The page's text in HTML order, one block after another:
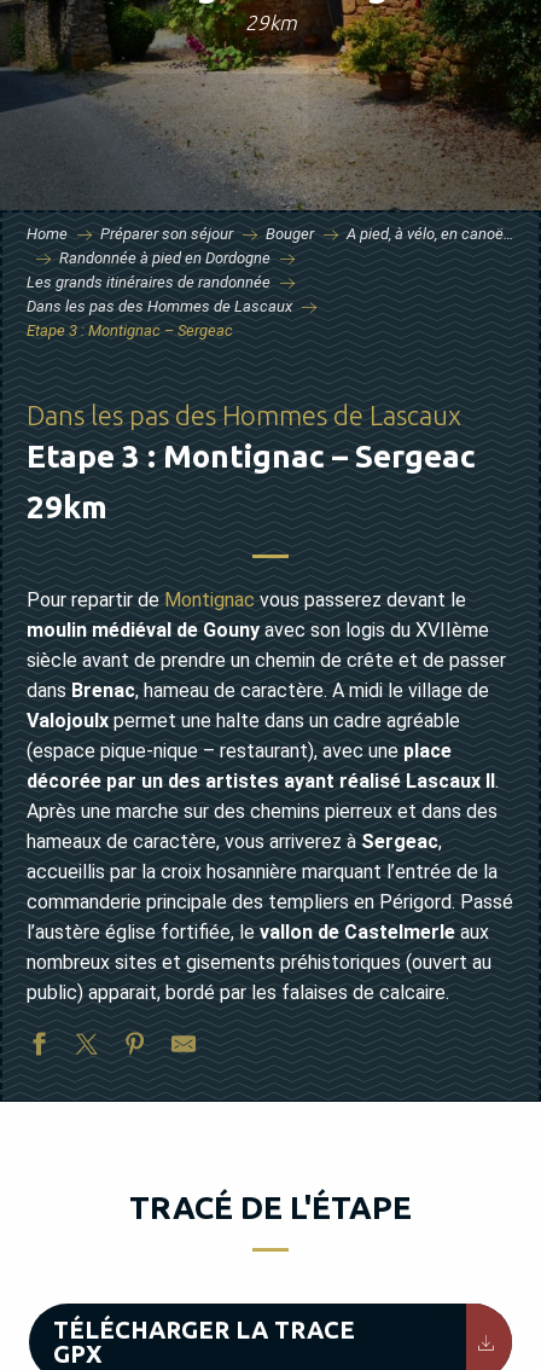
29km
Home Préparer son séjour Bouger
A pied, à vélo, en canoë…
Randonnée à pied en Dordogne
Les grands itinéraires de randonnée
Dans les pas des Hommes de Lascaux
Etape 3 : Montignac – Sergeac
Dans les pas des Hommes de Lascaux
Etape 3 : Montignac – Sergeac
29km
Pour repartir deMontignacvous passerez devant le
moulin médiéval de Gounyavec son logis du XVIIème
siècle avant de prendre un chemin de crête et de passer
dansBrenac, hameau de caractère. A midi le village de
Valojoulxpermet une halte dans un cadre agréable
(espace pique-nique – restaurant), avec uneplace
décorée par un des artistes ayant réalisé Lascaux II.
Après une marche sur des chemins pierreux et dans des
hameaux de caractère, vous arriverez àSergeac,
accueillis par la croix hosannière marquant l’entrée de la
commanderie principale des templiers en Périgord. Passé
l’austère église fortifiée, levallon de Castelmerleaux
nombreux sites et gisements préhistoriques (ouvert au
public) apparait, bordé par les falaises de calcaire.
TRACÉ DE L'ÉTAPE
TÉLÉCHARGER LA TRACE
GPX